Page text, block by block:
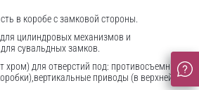
в коробе с замковой стороны.
цилиндровых механизмов и
сувальдных замков.
хром) для отверстий под: противосъемные
приводы (в верхней и